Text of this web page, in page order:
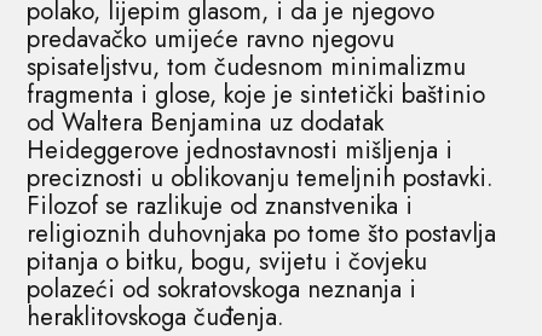
polako, lijepim glasom, i da je njegovo
predavačko umijeće ravno njegovu
spisateljstvu, tom čudesnom minimalizmu
fragmenta i glose, koje je sintetički baštinio
od Waltera Benjamina uz dodatak
Heideggerove jednostavnosti mišljenja i
preciznosti u oblikovanju temeljnih postavki.
Filozof se razlikuje od znanstvenika i
religioznih duhovnjaka po tome što postavlja
pitanja o bitku, bogu, svijetu i čovjeku
polazeći od sokratovskoga neznanja i
heraklitovskoga čuđenja.